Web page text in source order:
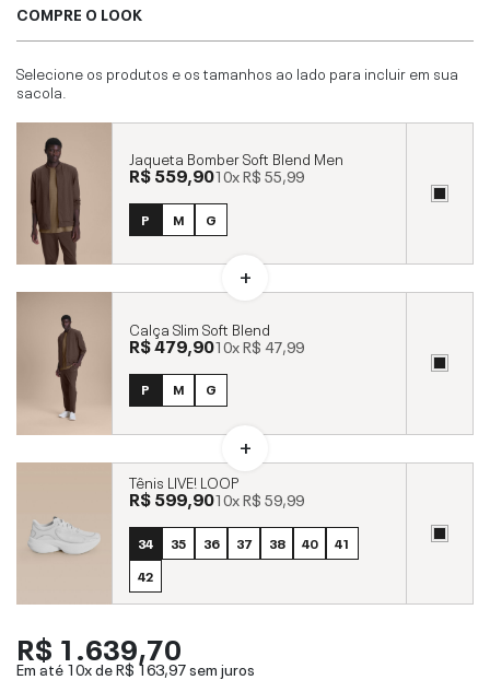
COMPRE O LOOK
Selecione os produtos e os tamanhos ao lado para incluir em sua
sacola.
Jaqueta Bomber Soft Blend Men
R$ 559,9010xR$ 55,99
P M G
Calça Slim Soft Blend
R$ 479,9010xR$ 47,99
P M G
Tênis LIVE! LOOP
R$ 599,9010xR$ 59,99
34 35 36 37 38 40
41
42
R$ 1.639,70
Em até 10x deR$ 163,97sem juros